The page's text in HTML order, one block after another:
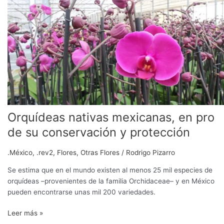
Orquídeas nativas mexicanas, en pro
de su conservación y protección
.México, .rev2, Flores, Otras Flores / Rodrigo Pizarro
Se estima que en el mundo existen al menos 25 mil especies de
orquídeas –provenientes de la familia Orchidaceae– y en México
pueden encontrarse unas mil 200 variedades.
mexicanas,
en
pro
de
su
conservación
y
protección
Leer más »